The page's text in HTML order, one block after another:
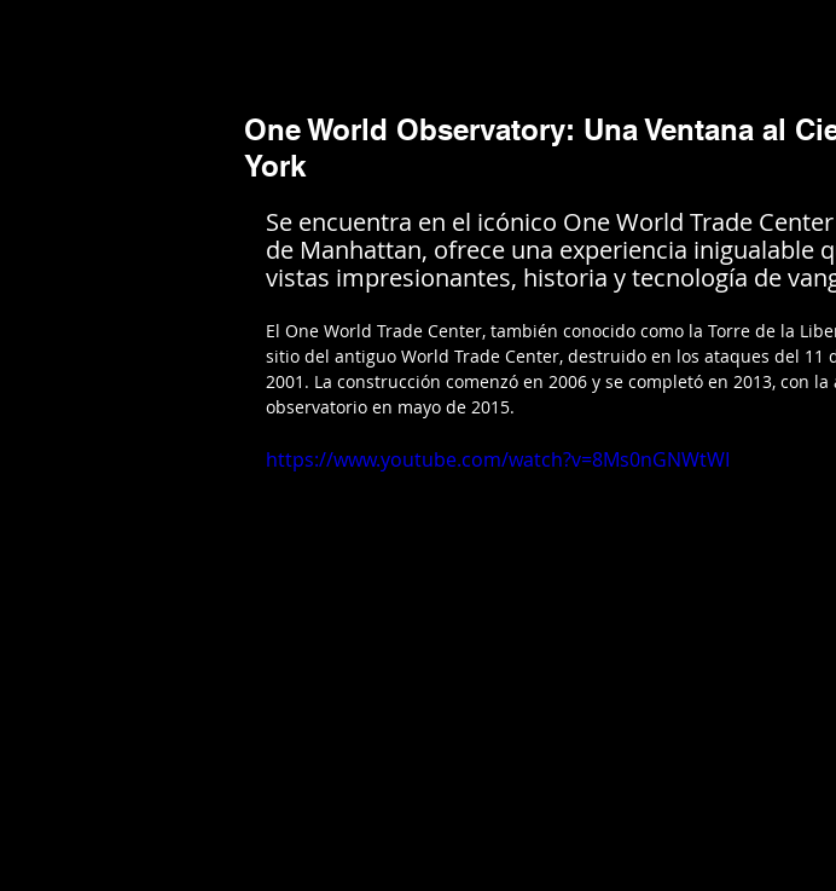
One World Observatory: Una Ventana al
York
Se encuentra en el icónico One World Trade
de Manhattan, ofrece una experiencia inigualable
vistas impresionantes, historia y tecnología de
El One World Trade Center, también conocido como la Torre de la
sitio del antiguo World Trade Center, destruido en los ataques del 11
2001. La construcción comenzó en 2006 y se completó en 2013, con
observatorio en mayo de 2015.
https://www.youtube.com/watch?v=8Ms0nGNWtWI